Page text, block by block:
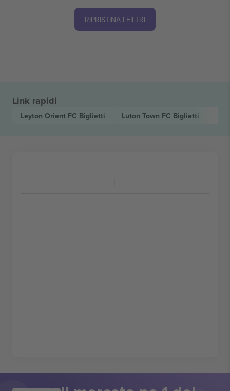
RIPRISTINA I FILTRI
Link rapidi
Leyton Orient FC Biglietti Luton Town FC Biglietti